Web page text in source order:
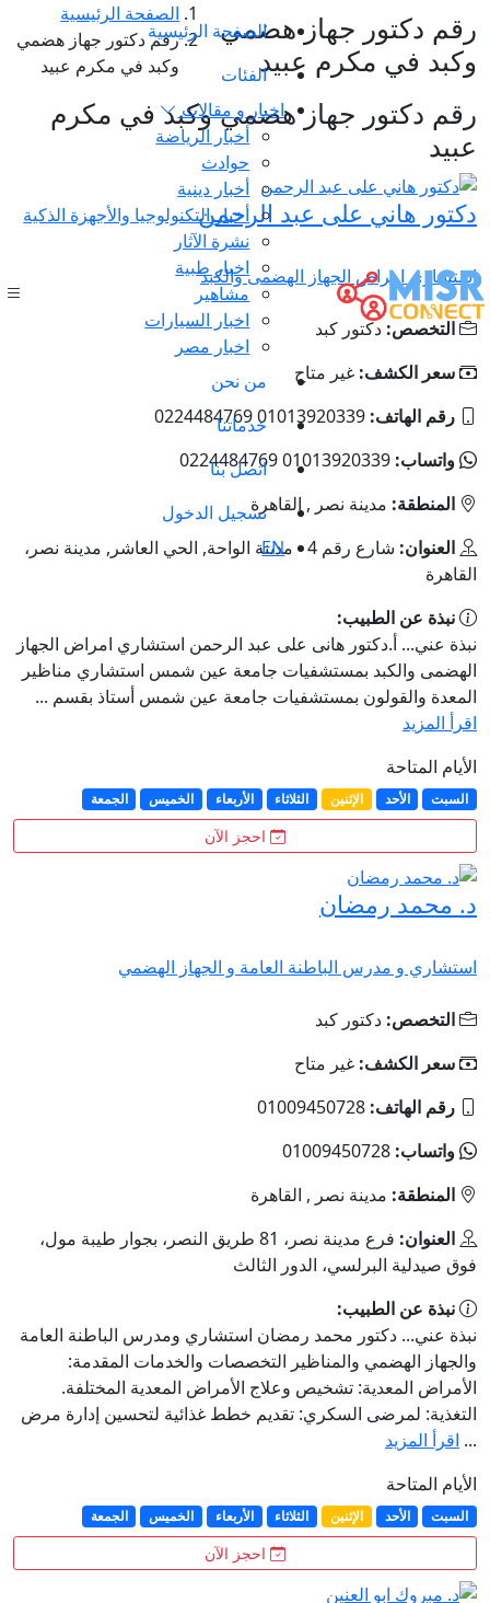
الصفحة الرئيسية
الفئات
اخبار و مقالات
أخبار الرياضة
حوادث
أخبار دينية
أخبار التكنولوجيا والأجهزة الذكية
نشرة الآثار
اخبار طبية
مشاهير
اخبار السيارات
اخبار مصر
من نحن
خدماتنا
اتصل بنا
تسجيل الدخول
EN
رقم دكتور جهاز هضمي
وكبد في مكرم عبيد
الصفحة الرئيسية
رقم دكتور جهاز هضمي
وكبد في مكرم عبيد
رقم دكتور جهاز هضمي وكبد في مكرم
عبيد
دكتور هاني على عبد الرحمن
استشاري امراض الجهاز الهضمى والكبد
التخصص: دكتور كبد
سعر الكشف: غير متاح
رقم الهاتف: 01013920339 0224484769
واتساب: 01013920339 0224484769
المنطقة: مدينة نصر , القاهرة
العنوان:
شارع رقم 4 - مدينة الواحة, الحي العاشر, مدينة نصر،
القاهرة
نبذة عن الطبيب:
نبذة عني... أ.دكتور هانى على عبد الرحمن استشاري امراض الجهاز
الهضمى والكبد بمستشفيات جامعة عين شمس استشاري مناظير
المعدة والقولون بمستشفيات جامعة عين شمس أستاذ بقسم ...
اقرأ المزيد
الأيام المتاحة
السبت الأحد الإثنين الثلاثاء الأربعاء الخميس الجمعة
احجز الآن
د. محمد رمضان
استشاري و مدرس الباطنة العامة و الجهاز الهضمي
التخصص: دكتور كبد
سعر الكشف: غير متاح
رقم الهاتف: 01009450728
واتساب: 01009450728
المنطقة: مدينة نصر , القاهرة
العنوان:
فرع مدينة نصر، 81 طريق النصر، بجوار طيبة مول،
فوق صيدلية البرلسي، الدور الثالث
نبذة عن الطبيب:
نبذة عني... دكتور محمد رمضان استشاري ومدرس الباطنة العامة
والجهاز الهضمي والمناظير التخصصات والخدمات المقدمة:
الأمراض المعدية: تشخيص وعلاج الأمراض المعدية المختلفة.
التغذية: لمرضى السكري: تقديم خطط غذائية لتحسين إدارة مرض
... اقرأ المزيد
الأيام المتاحة
السبت الأحد الإثنين الثلاثاء الأربعاء الخميس الجمعة
احجز الآن